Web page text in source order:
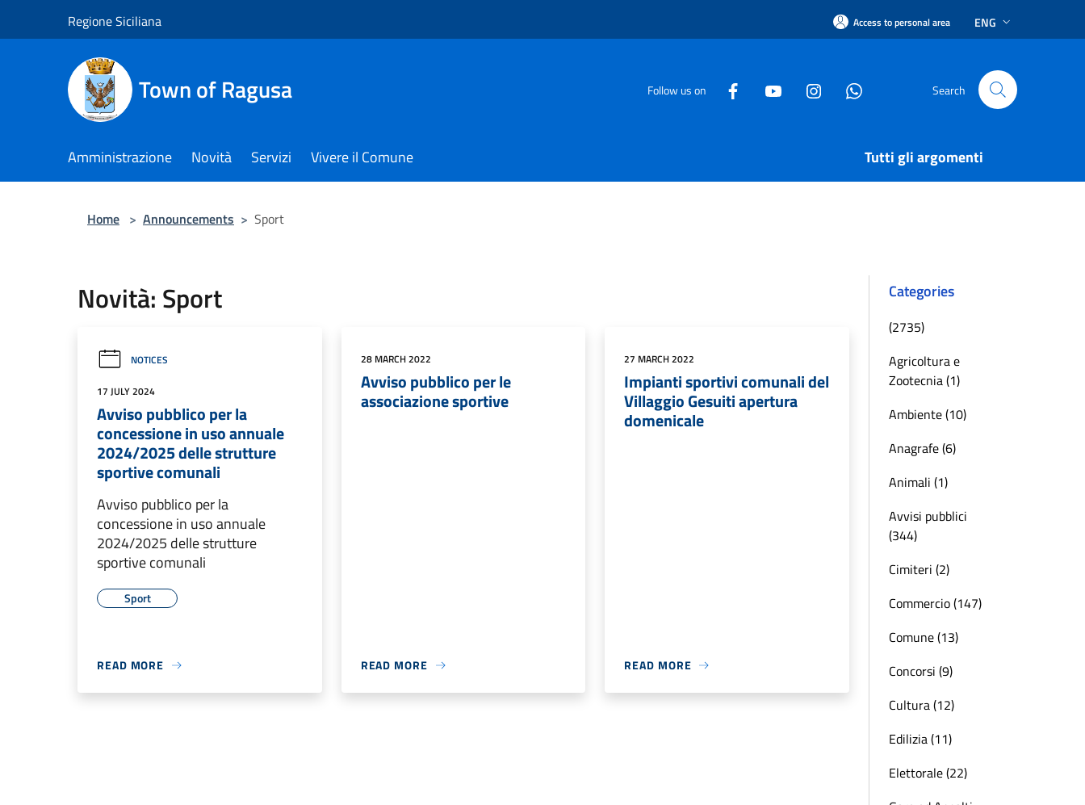
Regione Siciliana Access to personal area ENG
Town of Ragusa Follow us on Search
Amministrazione Novità Servizi Vivere il Comune Tutti gli argomenti
Home > Announcements > Sport
Novità: Sport
NOTICES
17 JULY 2024
Avviso pubblico per la
concessione in uso annuale
2024/2025 delle strutture
sportive comunali
Avviso pubblico per la
concessione in uso annuale
2024/2025 delle strutture
sportive comunali
Sport
READ MORE
28 MARCH 2022
Avviso pubblico per le
associazione sportive
READ MORE
27 MARCH 2022
Impianti sportivi comunali del
Villaggio Gesuiti apertura
domenicale
READ MORE
Categories
(2735)
Agricoltura e
Zootecnia (1)
Ambiente (10)
Anagrafe (6)
Animali (1)
Avvisi pubblici
(344)
Cimiteri (2)
Commercio (147)
Comune (13)
Concorsi (9)
Cultura (12)
Edilizia (11)
Elettorale (22)